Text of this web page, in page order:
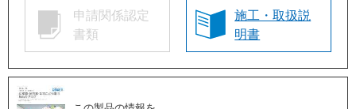
申請関係認定
書類
施工・取扱説
明書